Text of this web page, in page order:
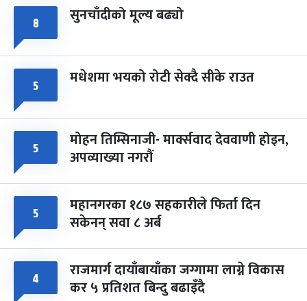
८ सुनचाँदीको मूल्य बढ्यो
५ मधेशमा भयको रोटी सेक्दै सीके राउत
५ मोहन तिम्सिनाजी- मार्क्सवाद देववाणी होइन,
अपव्याख्या नगरौं
५ महानगरका १८७ सहकारीले फिर्ता दिन
सकेनन् सवा ८ अर्ब
४ राजमार्ग दायाँबायाँका जग्गामा लाग्ने विकास
कर ५ प्रतिशत बिन्दु बढाइँदै